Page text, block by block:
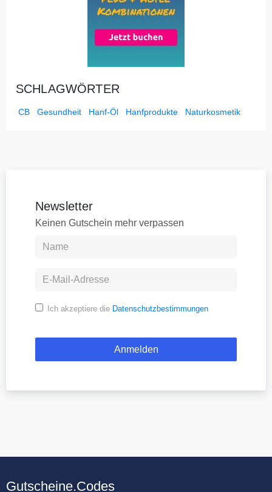
SCHLAGWÖRTER
CB Gesundheit Hanf-Öl Hanfprodukte Naturkosmetik
Newsletter
Keinen Gutschein mehr verpassen
Ich akzeptiere die Datenschutzbestimmungen
Gutscheine.Codes